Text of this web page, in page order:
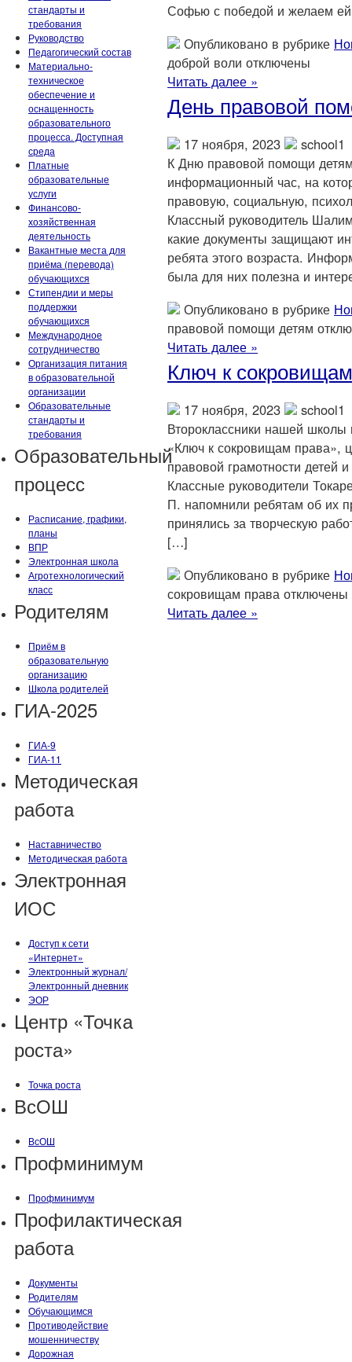
стандарты и
требования
Руководство
Педагогический состав
Материально-
техническое
обеспечение и
оснащенность
образовательного
процесса. Доступная
среда
Платные
образовательные
услуги
Финансово-
хозяйственная
деятельность
Вакантные места для
приёма (перевода)
обучающихся
Стипендии и меры
поддержки
обучающихся
Международное
сотрудничество
Организация питания
в образовательной
организации
Образовательные
стандарты и
требования
Образовательный
процесс
Расписание, графики,
планы
ВПР
Электронная школа
Агротехнологический
класс
Родителям
Приём в
образовательную
организацию
Школа родителей
ГИА-2025
ГИА-9
ГИА-11
Методическая
работа
Наставничество
Методическая работа
Электронная
ИОС
Доступ к сети
«Интернет»
Электронный журнал/
Электронный дневник
ЭОР
Центр «Точка
роста»
Точка роста
ВсОШ
ВсОШ
Профминимум
Профминимум
Профилактическая
работа
Документы
Родителям
Обучающимся
Противодействие
мошенничеству
Дорожная
Софью с победой и желаем ей
Опубликовано в рубрике
доброй воли отключены
Читать далее »
День правовой
17 ноября, 2023
school1
К Дню правовой помощи
информационный час, на
правовую, социальную,
Классный руководитель
какие документы защищают
ребята этого возраста.
была для них полезна и
Опубликовано в рубрике
правовой помощи детям
Читать далее »
Ключ к
17 ноября, 2023
school1
Второклассники нашей школы
«Ключ к сокровищам права»,
правовой грамотности детей
Классные руководители
П. напомнили ребятам об их
принялись за творческую
[…]
Опубликовано в рубрике
сокровищам права отключены
Читать далее »